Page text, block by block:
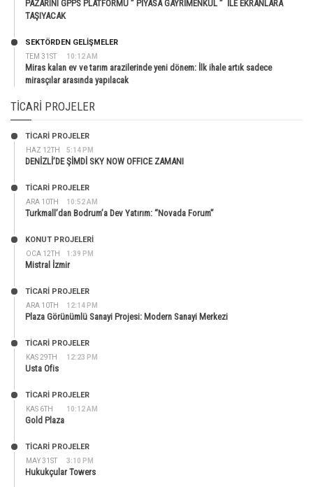
PAZARINI GPPS PLATFORMU ” PİYASA GAYRİMENKUL ” İLE EKRANLARA
TAŞIYACAK
TEM 31ST 10:12 AM
SEKTÖRDEN GELIŞMELER
Miras kalan ev ve tarım arazilerinde yeni dönem: İlk ihale artık sadece
mirasçılar arasında yapılacak
TICARI PROJELER
HAZ 12TH 5:14 PM
TİCARİ PROJELER
DENİZLİ’DE ŞİMDİ SKY NOW OFFICE ZAMANI
ARA 10TH 10:52 AM
TİCARİ PROJELER
Turkmall’dan Bodrum’a Dev Yatırım: “Novada Forum”
OCA 12TH 1:39 PM
KONUT PROJELERI
Mistral İzmir
ARA 10TH 12:14 PM
TİCARİ PROJELER
Plaza Görünümlü Sanayi Projesi: Modern Sanayi Merkezi
KAS 29TH 12:23 PM
TİCARİ PROJELER
Usta Ofis
KAS 6TH 10:12 AM
TİCARİ PROJELER
Gold Plaza
MAY 31ST 3:10 PM
TİCARİ PROJELER
Hukukçular Towers